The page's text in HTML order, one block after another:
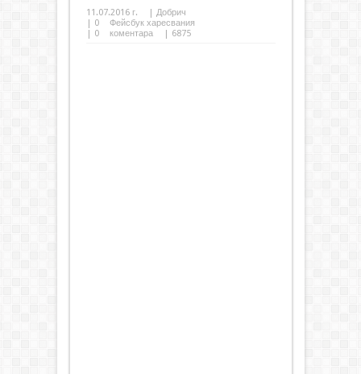
11.07.2016 г. | Добрич
| 0
Фейсбук харесвания
| 0 коментара | 6875